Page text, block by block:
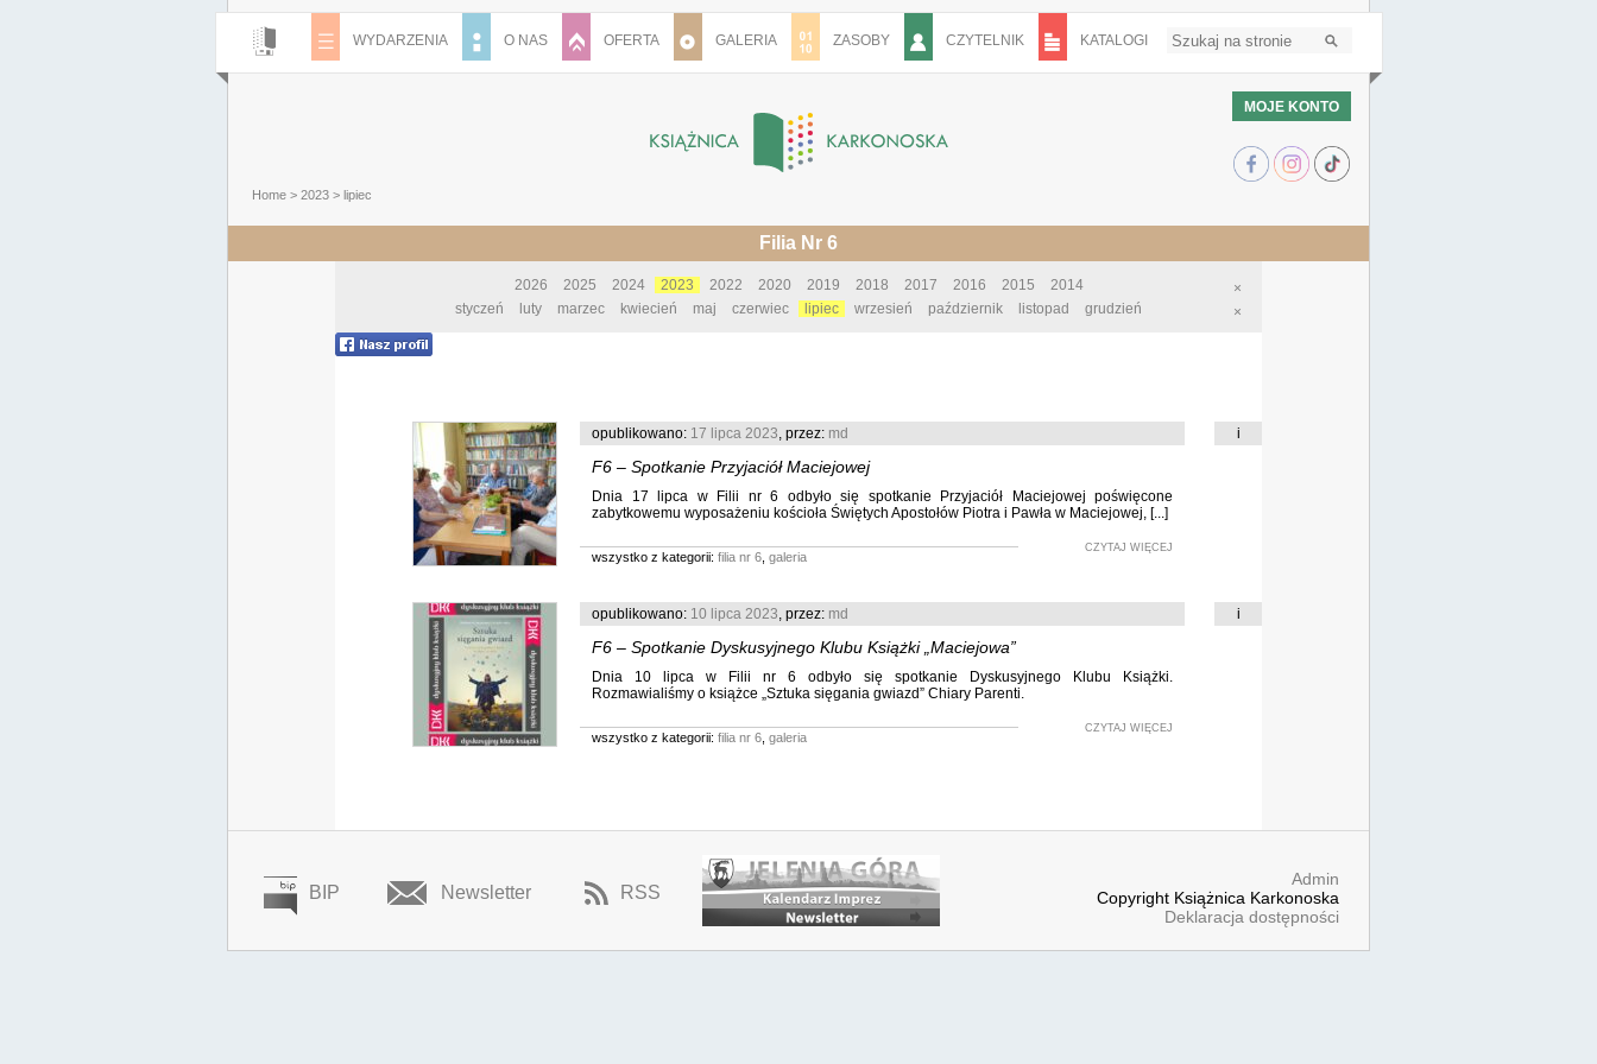
WYDARZENIA O NAS OFERTA GALERIA ZASOBY CZYTELNIK KATALOGI
MOJE KONTO
Home > 2023 > lipiec
Filia Nr 6
×
2026 2025 2024 2023 2022 2020 2019 2018 2017 2016 2015
2014
×
styczeń luty marzec kwiecień maj czerwiec lipiec wrzesień październik listopad grudzień
opublikowano: 17 lipca 2023, przez: md
F6 – Spotkanie Przyjaciół Maciejowej
Dnia 17 lipca w Filii nr 6 odbyło się spotkanie Przyjaciół Maciejowej poświęcone
zabytkowemu wyposażeniu kościoła Świętych Apostołów Piotra i Pawła w Maciejowej, [...]
CZYTAJ WIĘCEJ
wszystko z kategorii: filia nr 6 galeria
i
opublikowano: 10 lipca 2023, przez: md
F6 – Spotkanie Dyskusyjnego Klubu Książki „Maciejowa”
Dnia 10 lipca w Filii nr 6 odbyło się spotkanie Dyskusyjnego Klubu Książki.
Rozmawialiśmy o książce „Sztuka sięgania gwiazd” Chiary Parenti.
CZYTAJ WIĘCEJ
wszystko z kategorii: filia nr 6 galeria
i
BIP Newsletter RSS
Admin
Copyright Książnica Karkonoska
Deklaracja dostępności